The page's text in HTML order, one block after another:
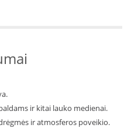
ir kitai lauko medienai.
ir atmosferos poveikio.